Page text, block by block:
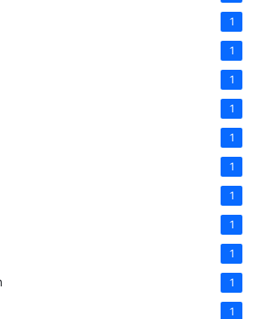
1
1
1
1
1
1
1
1
1
1
1